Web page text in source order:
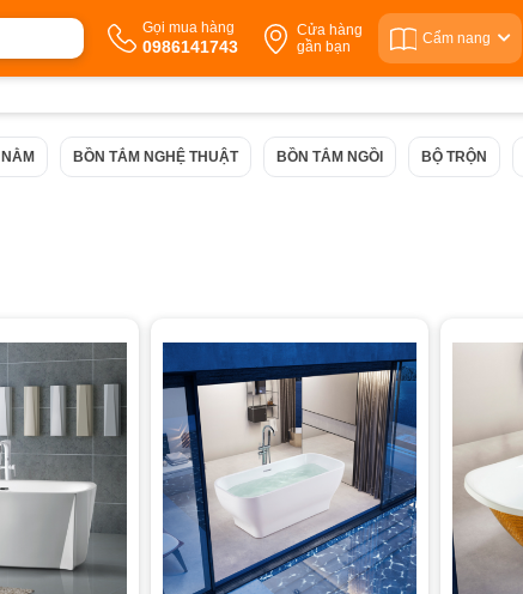
Gọi mua hàng
0986141743
Cửa hàng
gần bạn
Cẩm nang
BỒN TẮM NGHỆ THUẬT BỒN TẮM NGỒI BỘ TRỘN